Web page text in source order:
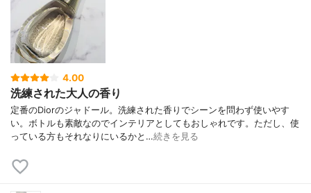
4.00
洗練された大人の香り
定番のDiorのジャドール。洗練された香りでシーンを問わず使いやす
い。ボトルも素敵なのでインテリアとしてもおしゃれです。ただし、使
っている方もそれなりにいるかと…続きを見る